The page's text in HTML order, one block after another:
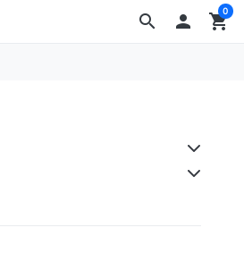
search  shopping_cart
0